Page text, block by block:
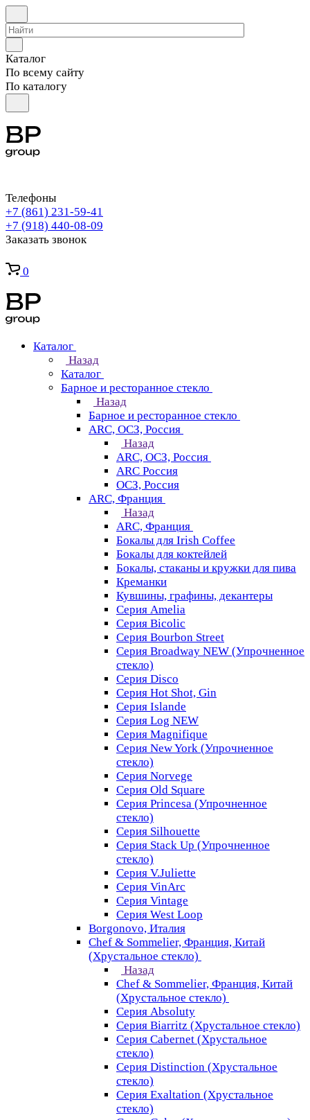
Каталог
По всему сайту
По каталогу
Телефоны
+7 (861) 231-59-41
+7 (918) 440-08-09
Заказать звонок
0
Каталог
Назад
Каталог
Барное и ресторанное стекло
Назад
Барное и ресторанное стекло
ARC, ОСЗ, Россия
Назад
ARC, ОСЗ, Россия
ARC Россия
ОСЗ, Россия
ARC, Франция
Назад
ARC, Франция
Бокалы для Irish Coffee
Бокалы для коктейлей
Бокалы, стаканы и кружки для пива
Креманки
Кувшины, графины, декантеры
Серия Amelia
Серия Bicolic
Серия Bourbon Street
Серия Broadway NEW (Упрочненное
стекло)
Серия Disco
Серия Hot Shot, Gin
Серия Islande
Серия Log NEW
Серия Magnifique
Серия New York (Упрочненное
стекло)
Серия Norvege
Серия Old Square
Серия Princesa (Упрочненное
стекло)
Серия Silhouette
Серия Stack Up (Упрочненное
стекло)
Серия V.Juliette
Серия VinArc
Серия Vintage
Серия West Loop
Borgonovo, Италия
Chef & Sommelier, Франция, Китай
(Хрустальное стекло)
Назад
Chef & Sommelier, Франция, Китай
(Хрустальное стекло)
Серия Absoluty
Серия Biarritz (Хрустальное стекло)
Серия Cabernet (Хрустальное
стекло)
Серия Distinction (Хрустальное
стекло)
Серия Exaltation (Хрустальное
стекло)